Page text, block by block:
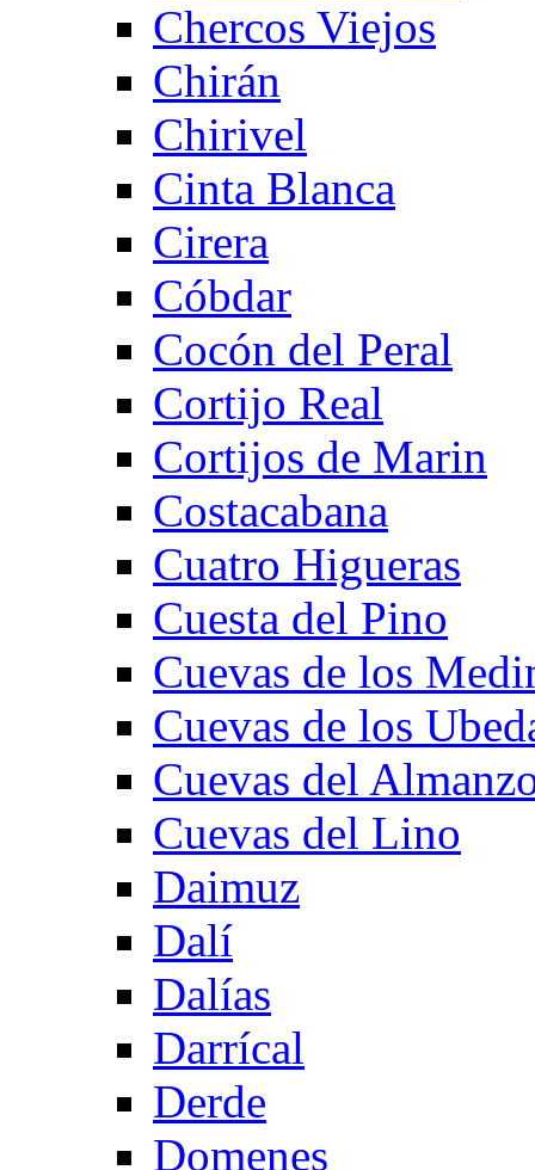
Chercos Viejos
Chirán
Chirivel
Cinta Blanca
Cirera
Cóbdar
Cocón del Peral
Cortijo Real
Cortijos de Marin
Costacabana
Cuatro Higueras
Cuesta del Pino
Cuevas de los
Cuevas de los
Cuevas del
Cuevas del Lino
Daimuz
Dalí
Dalías
Darrícal
Derde
Domenes